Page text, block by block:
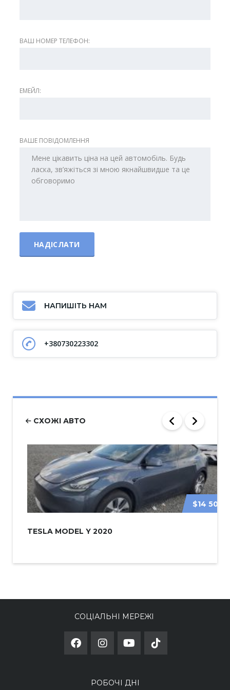
ВАШ НОМЕР ТЕЛЕФОН:
ЕМЕЙЛ:
ВАШЕ ПОВІДОМЛЕННЯ
НАПИШІТЬ НАМ
+380730223302
СХОЖІ АВТО
$14 500
TESLA MODEL Y 2020
СОЦІАЛЬНІ МЕРЕЖІ
РОБОЧІ ДНІ